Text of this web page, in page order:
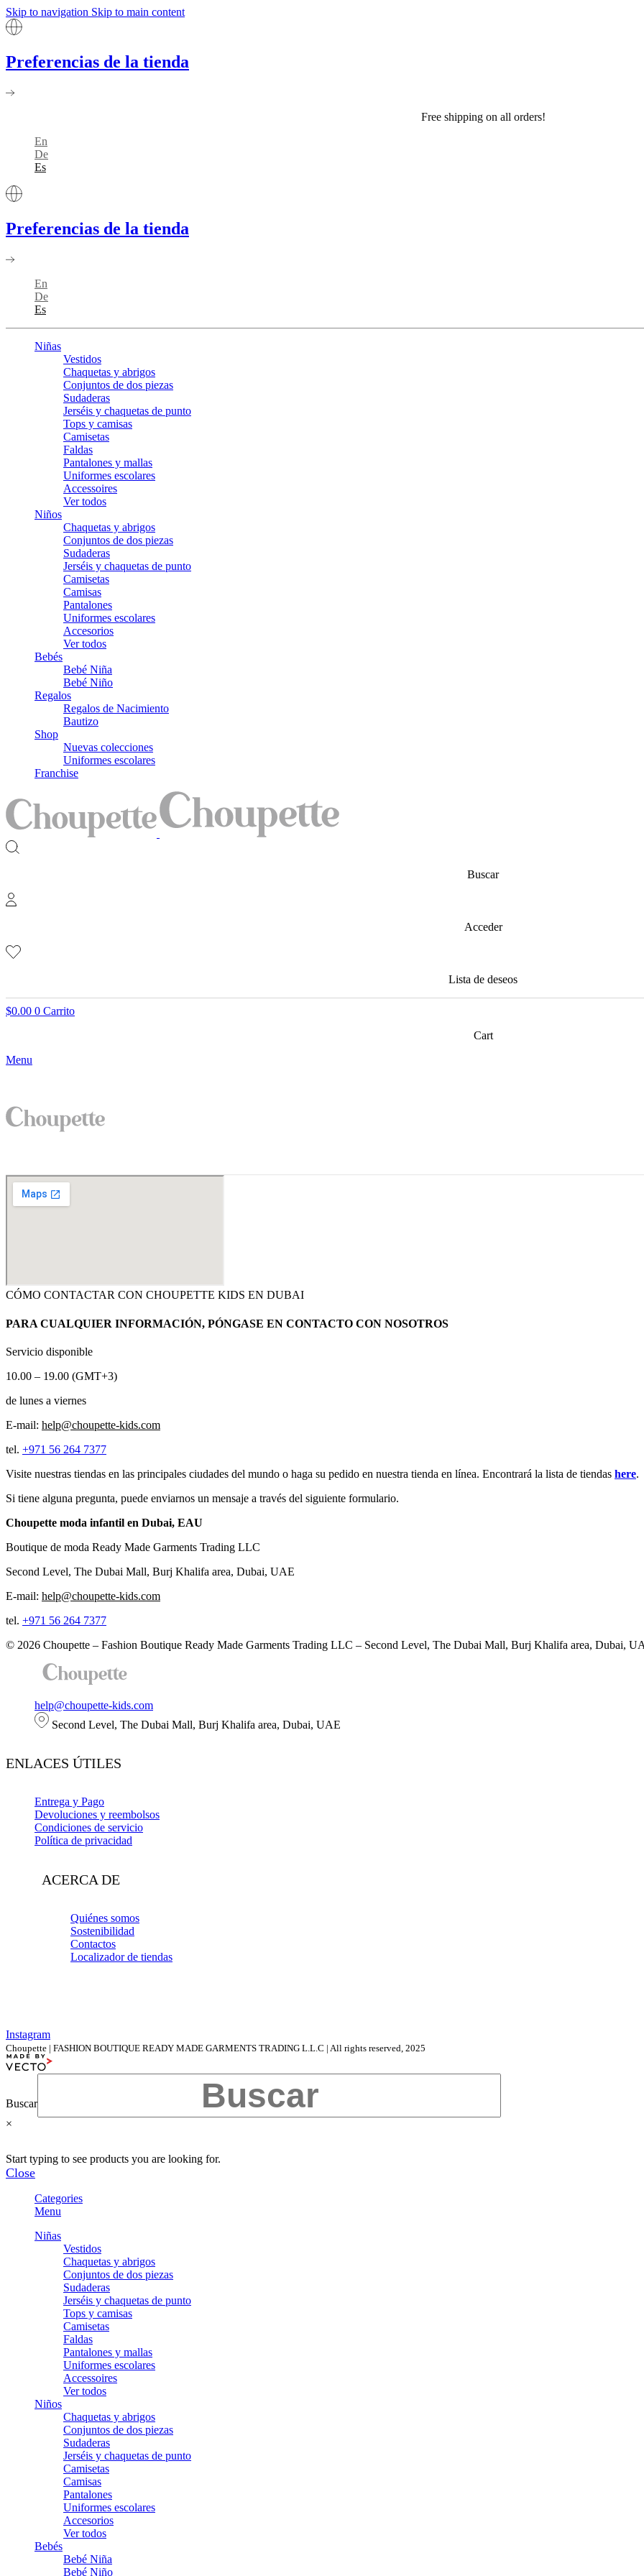
Skip to navigation Skip to main content
Preferencias de la tienda
Free shipping on all orders!
En
De
Es
Preferencias de la tienda
En
De
Es
Niñas
Vestidos
Chaquetas y abrigos
Conjuntos de dos piezas
Sudaderas
Jerséis y chaquetas de punto
Tops y camisas
Camisetas
Faldas
Pantalones y mallas
Uniformes escolares
Accessoires
Ver todos
Niños
Chaquetas y abrigos
Conjuntos de dos piezas
Sudaderas
Jerséis y chaquetas de punto
Camisetas
Camisas
Pantalones
Uniformes escolares
Accesorios
Ver todos
Bebés
Bebé Niña
Bebé Niño
Regalos
Regalos de Nacimiento
Bautizo
Shop
Nuevas colecciones
Uniformes escolares
Franchise
Buscar
Acceder
Lista de deseos
$0.00 0 Carrito
Cart
Menu
CÓMO CONTACTAR CON CHOUPETTE KIDS EN DUBAI
PARA CUALQUIER INFORMACIÓN, PÓNGASE EN CONTACTO CON NOSOTROS
Servicio disponible
10.00 – 19.00 (GMT+3)
de lunes a viernes
E-mail: help@choupette-kids.com
tel. +971 56 264 7377
Visite nuestras tiendas en las principales ciudades del mundo o haga su pedido en nuestra tienda en línea. Encontrará la lista de tiendas here.
Si tiene alguna pregunta, puede enviarnos un mensaje a través del siguiente formulario.
Choupette moda infantil en Dubai, EAU
Boutique de moda Ready Made Garments Trading LLC
Second Level, The Dubai Mall, Burj Khalifa area, Dubai, UAE
E-mail: help@choupette-kids.com
tel. +971 56 264 7377
© 2026 Choupette – Fashion Boutique Ready Made Garments Trading LLC – Second Level, The Dubai Mall, Burj Khalifa area, Dubai,
help@choupette-kids.com
Second Level, The Dubai Mall, Burj Khalifa area, Dubai, UAE
ENLACES ÚTILES
Entrega y Pago
Devoluciones y reembolsos
Condiciones de servicio
Política de privacidad
ACERCA DE
Quiénes somos
Sostenibilidad
Contactos
Localizador de tiendas
Instagram
Choupette | FASHION BOUTIQUE READY MADE GARMENTS TRADING L.L.C | All rights reserved, 2025
Buscar
×
Start typing to see products you are looking for.
Close
Categories
Menu
Niñas
Vestidos
Chaquetas y abrigos
Conjuntos de dos piezas
Sudaderas
Jerséis y chaquetas de punto
Tops y camisas
Camisetas
Faldas
Pantalones y mallas
Uniformes escolares
Accessoires
Ver todos
Niños
Chaquetas y abrigos
Conjuntos de dos piezas
Sudaderas
Jerséis y chaquetas de punto
Camisetas
Camisas
Pantalones
Uniformes escolares
Accesorios
Ver todos
Bebés
Bebé Niña
Bebé Niño